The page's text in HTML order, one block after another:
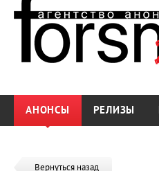
АНОНСЫ РЕЛИЗЫ
Вернуться назад